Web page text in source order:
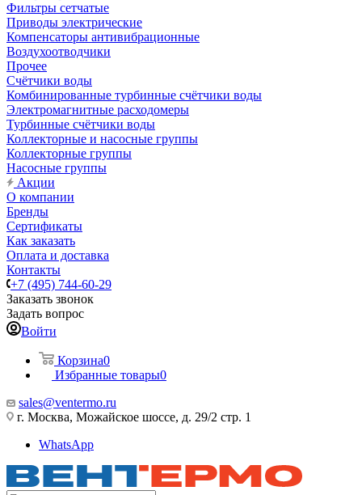
Фильтры сетчатые
Приводы электрические
Компенсаторы антивибрационные
Воздухоотводчики
Прочее
Счётчики воды
Комбинированные турбинные счётчики воды
Электромагнитные расходомеры
Турбинные счётчики воды
Коллекторные и насосные группы
Коллекторные группы
Насосные группы
Акции
О компании
Бренды
Сертификаты
Как заказать
Оплата и доставка
Контакты
+7 (495) 744-60-29
Заказать звонок
Задать вопрос
Войти
Корзина0
Избранные товары0
sales@ventermo.ru
г. Москва, Можайское шоссе, д. 29/2 стр. 1
WhatsApp